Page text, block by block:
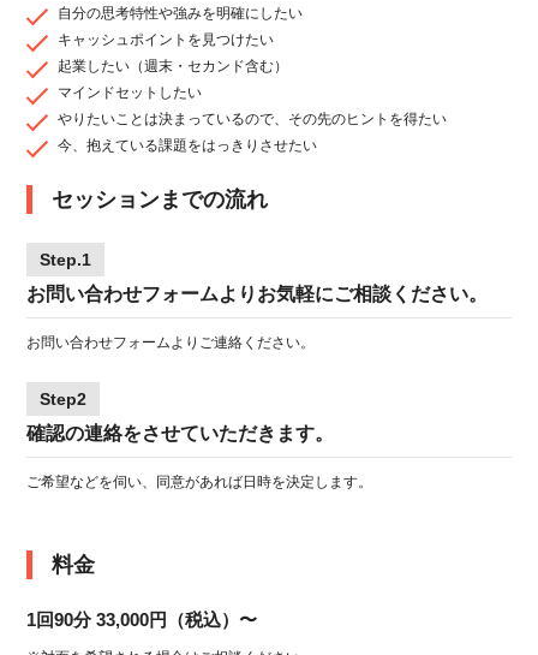
自分の思考特性や強みを明確にしたい
キャッシュポイントを見つけたい
起業したい（週末・セカンド含む）
マインドセットしたい
やりたいことは決まっているので、その先のヒントを得たい
今、抱えている課題をはっきりさせたい
セッションまでの流れ
Step.1
お問い合わせフォームよりお気軽にご相談ください。
お問い合わせフォームよりご連絡ください。
Step2
確認の連絡をさせていただきます。
ご希望などを伺い、同意があれば日時を決定します。
料金
1回90分 33,000円（税込）〜